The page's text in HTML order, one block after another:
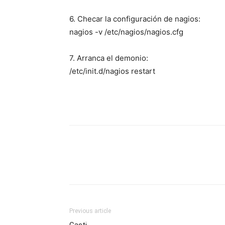
6. Checar la configuración de nagios:
nagios -v /etc/nagios/nagios.cfg
7. Arranca el demonio:
/etc/init.d/nagios restart
Previous article